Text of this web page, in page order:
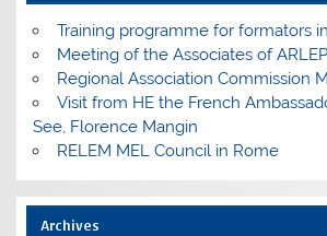
Training programme for formators
Meeting of the Associates of ARLEP
Regional Association Commission
Visit from HE the French
See, Florence Mangin
RELEM MEL Council in Rome
Archives